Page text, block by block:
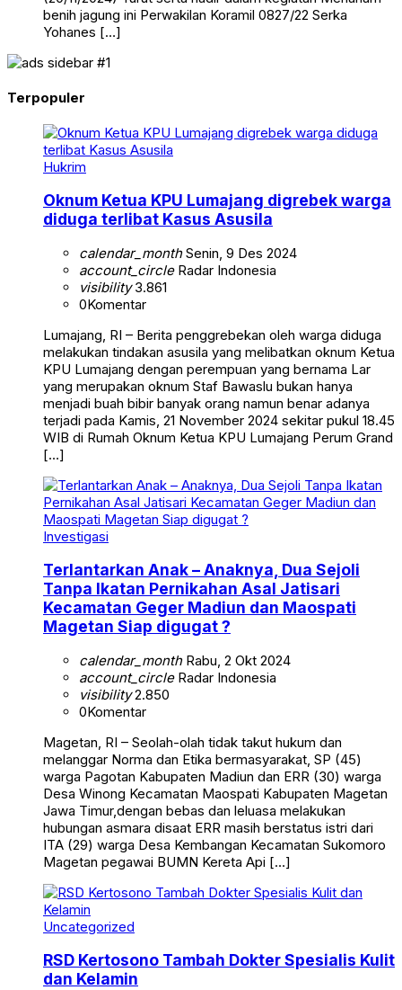
benih jagung ini Perwakilan Koramil 0827/22 Serka
Yohanes […]
Terpopuler
Hukrim
Oknum Ketua KPU Lumajang digrebek warga
diduga terlibat Kasus Asusila
calendar_monthSenin, 9 Des 2024
account_circleRadar Indonesia
visibility3.861
0Komentar
Lumajang, RI – Berita penggrebekan oleh warga diduga
melakukan tindakan asusila yang melibatkan oknum Ketua
KPU Lumajang dengan perempuan yang bernama Lar
yang merupakan oknum Staf Bawaslu bukan hanya
menjadi buah bibir banyak orang namun benar adanya
terjadi pada Kamis, 21 November 2024 sekitar pukul 18.45
WIB di Rumah Oknum Ketua KPU Lumajang Perum Grand
[…]
Investigasi
Terlantarkan Anak – Anaknya, Dua Sejoli
Tanpa Ikatan Pernikahan Asal Jatisari
Kecamatan Geger Madiun dan Maospati
Magetan Siap digugat ?
calendar_monthRabu, 2 Okt 2024
account_circleRadar Indonesia
visibility2.850
0Komentar
Magetan, RI – Seolah-olah tidak takut hukum dan
melanggar Norma dan Etika bermasyarakat, SP (45)
warga Pagotan Kabupaten Madiun dan ERR (30) warga
Desa Winong Kecamatan Maospati Kabupaten Magetan
Jawa Timur,dengan bebas dan leluasa melakukan
hubungan asmara disaat ERR masih berstatus istri dari
ITA (29) warga Desa Kembangan Kecamatan Sukomoro
Magetan pegawai BUMN Kereta Api […]
Uncategorized
RSD Kertosono Tambah Dokter Spesialis Kulit
dan Kelamin